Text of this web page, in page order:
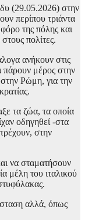
(29.05.2026) στην
περίπου τριάντα
της πόλης και
πολίτες.
ανήκουν στις
πάρουν μέρος στην
Ρώμη, για την
τα ζώα, τα οποία
οδηγηθεί -στα
στην
να σταματήσουν
μέλη του ιταλικού
αλλά, όπως